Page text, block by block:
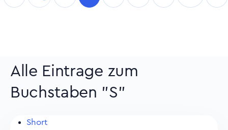
Alle Eintrage zum
Buchstaben "S"
Short